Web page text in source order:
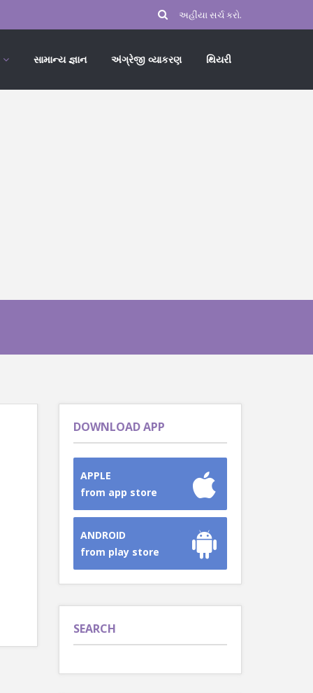
સામાન્ય જ્ઞાન અંગ્રેજી વ્યાકરણ થિયરી
DOWNLOAD APP
APPLE
from app store
ANDROID
from play store
SEARCH